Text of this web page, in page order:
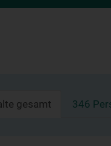
gesamt 346